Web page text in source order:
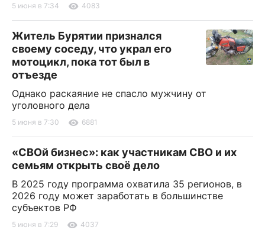
5 июня в 7:34 4083
Житель Бурятии признался
своему соседу, что украл его
мотоцикл, пока тот был в
отъезде
Однако раскаяние не спасло мужчину от
уголовного дела
5 июня в 7:30 6881
«СВОй бизнес»: как участникам СВО и их
семьям открыть своё дело
В 2025 году программа охватила 35 регионов, в
2026 году может заработать в большинстве
субъектов РФ
5 июня в 7:29 4037